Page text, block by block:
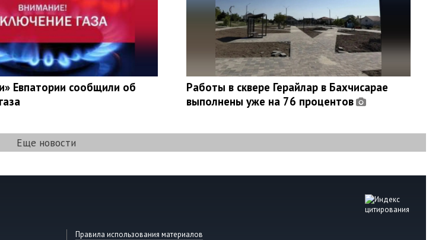
Евпатории сообщили об
Работы в сквере Герайлар в Бахчисарае
выполнены уже на 76 процентов
Еще новости
Правила использования материалов